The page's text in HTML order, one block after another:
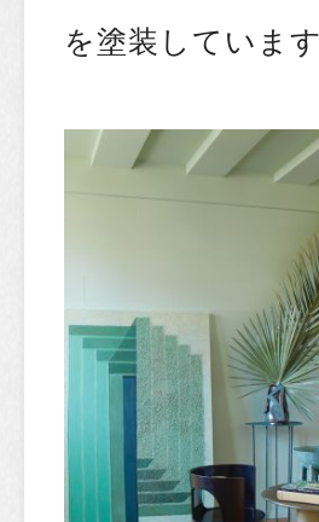
を塗装していま